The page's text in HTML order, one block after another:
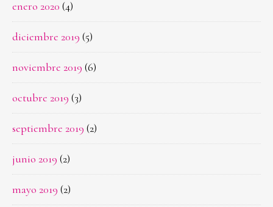
enero 2020 (4)
diciembre 2019 (5)
noviembre 2019 (6)
octubre 2019 (3)
septiembre 2019 (2)
junio 2019 (2)
mayo 2019 (2)